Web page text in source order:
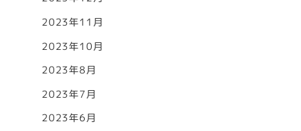
2023年11月
2023年10月
2023年8月
2023年7月
2023年6月